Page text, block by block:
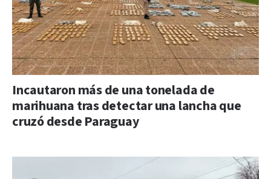
Incautaron más de una tonelada de
marihuana tras detectar una lancha que
cruzó desde Paraguay